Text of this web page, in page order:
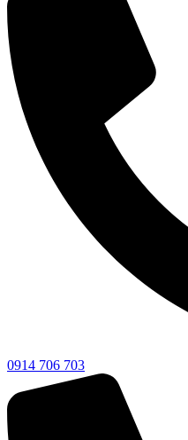
0914 706 703